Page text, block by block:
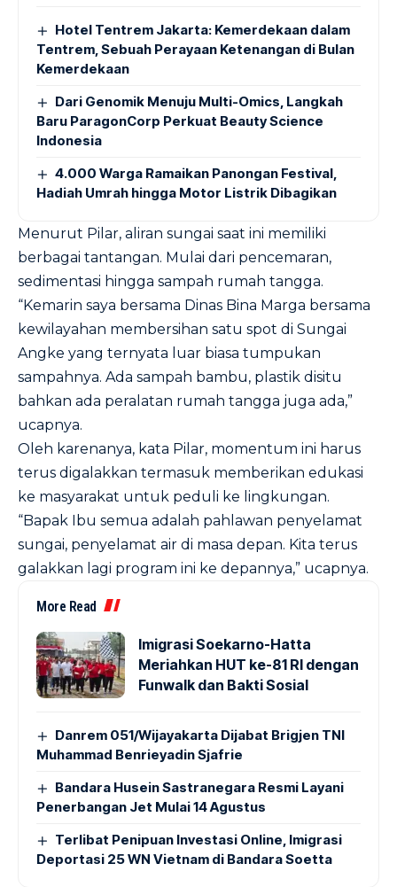
Hotel Tentrem Jakarta: Kemerdekaan dalam
Tentrem, Sebuah Perayaan Ketenangan di Bulan
Kemerdekaan
Dari Genomik Menuju Multi-Omics, Langkah
Baru ParagonCorp Perkuat Beauty Science
Indonesia
4.000 Warga Ramaikan Panongan Festival,
Hadiah Umrah hingga Motor Listrik Dibagikan
Menurut Pilar, aliran sungai saat ini memiliki
berbagai tantangan. Mulai dari pencemaran,
sedimentasi hingga sampah rumah tangga.
“Kemarin saya bersama Dinas Bina Marga bersama
kewilayahan membersihan satu spot di Sungai
Angke yang ternyata luar biasa tumpukan
sampahnya. Ada sampah bambu, plastik disitu
bahkan ada peralatan rumah tangga juga ada,”
ucapnya.
Oleh karenanya, kata Pilar, momentum ini harus
terus digalakkan termasuk memberikan edukasi
ke masyarakat untuk peduli ke lingkungan.
“Bapak Ibu semua adalah pahlawan penyelamat
sungai, penyelamat air di masa depan. Kita terus
galakkan lagi program ini ke depannya,” ucapnya.
More Read
Imigrasi Soekarno-Hatta
Meriahkan HUT ke-81 RI dengan
Funwalk dan Bakti Sosial
Danrem 051/Wijayakarta Dijabat Brigjen TNI
Muhammad Benrieyadin Sjafrie
Bandara Husein Sastranegara Resmi Layani
Penerbangan Jet Mulai 14 Agustus
Terlibat Penipuan Investasi Online, Imigrasi
Deportasi 25 WN Vietnam di Bandara Soetta